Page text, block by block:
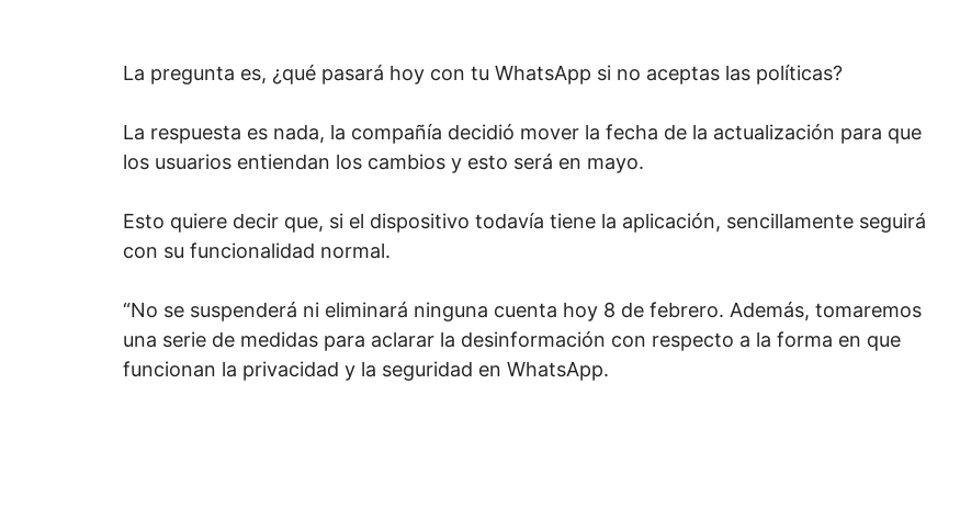
La pregunta es, ¿qué pasará hoy con tu WhatsApp si no aceptas las políticas?
La respuesta es nada, la compañía decidió mover la fecha de la actualización para que
los usuarios entiendan los cambios y esto será en mayo.
Esto quiere decir que, si el dispositivo todavía tiene la aplicación, sencillamente seguirá
con su funcionalidad normal.
“No se suspenderá ni eliminará ninguna cuenta hoy 8 de febrero. Además, tomaremos
una serie de medidas para aclarar la desinformación con respecto a la forma en que
funcionan la privacidad y la seguridad en WhatsApp.